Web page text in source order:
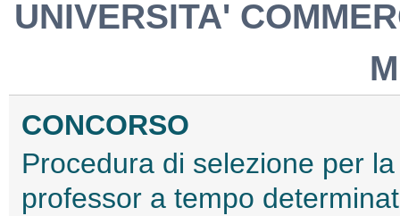
UNIVERSITA'
CONCORSO
Procedura di selezione per
professor a tempo